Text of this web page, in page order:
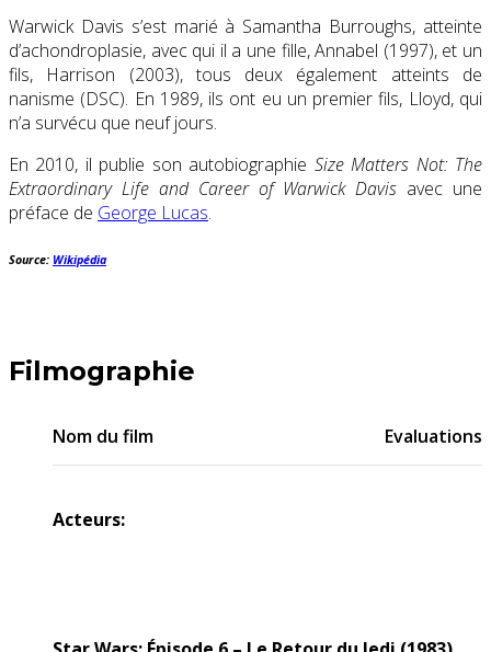
Warwick Davis s’est marié à Samantha Burroughs, atteinte
d’achondroplasie, avec qui il a une fille, Annabel (1997), et un
fils, Harrison (2003), tous deux également atteints de
nanisme (DSC). En 1989, ils ont eu un premier fils, Lloyd, qui
n’a survécu que neuf jours.
En 2010, il publie son autobiographie Size Matters Not: The
Extraordinary Life and Career of Warwick Davis avec une
préface de George Lucas.
Source: Wikipédia
Filmographie
Nom du film Evaluations
Acteurs: